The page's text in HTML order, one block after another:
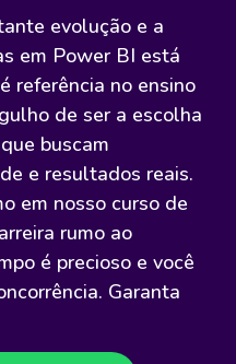
evolução e a
em Power BI está
referência no ensino
de ser a escolha
buscam
e resultados reais.
em nosso curso de
rumo ao
é precioso e você
Garanta